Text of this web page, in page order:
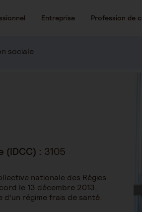
Entreprise Profession de
sociale
(IDCC) : 3105
nationale des Régies
le 13 décembre 2013,
régime frais de santé.